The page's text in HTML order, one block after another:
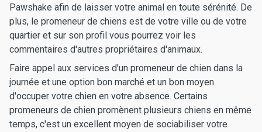
Pawshake afin de laisser votre animal en toute sérénité. De
plus, le promeneur de chiens est de votre ville ou de votre
quartier et sur son profil vous pourrez voir les
commentaires d'autres propriétaires d'animaux.
Faire appel aux services d'un promeneur de chien dans la
journée et une option bon marché et un bon moyen
d'occuper votre chien en votre absence. Certains
promeneurs de chien promènent plusieurs chiens en même
temps, c'est un excellent moyen de sociabiliser votre